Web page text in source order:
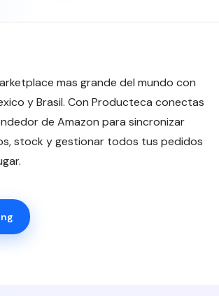
mas grande del mundo con
y Brasil. Con Producteca conectas
de Amazon para sincronizar
stock y gestionar todos tus pedidos